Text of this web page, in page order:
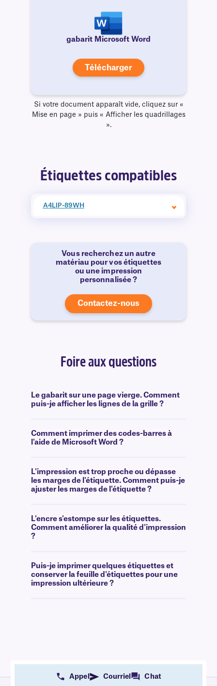
gabarit Microsoft Word
Télécharger
Si votre document apparaît vide, cliquez sur «
Mise en page » puis « Afficher les quadrillages
».
Étiquettes compatibles
A4LIP-89WH
Vous recherchez un autre
matériau pour vos étiquettes
ou une impression
personnalisée ?
Contactez-nous
Foire aux questions
Le gabarit sur une page vierge. Comment
puis-je afficher les lignes de la grille ?
Comment imprimer des codes-barres à
l'aide de Microsoft Word ?
L'impression est trop proche ou dépasse
les marges de l'étiquette. Comment puis-je
ajuster les marges de l'étiquette ?
L'encre s'estompe sur les étiquettes.
Comment améliorer la qualité d'impression
?
Puis-je imprimer quelques étiquettes et
conserver la feuille d'étiquettes pour une
impression ultérieure ?
Appel Courriel Chat